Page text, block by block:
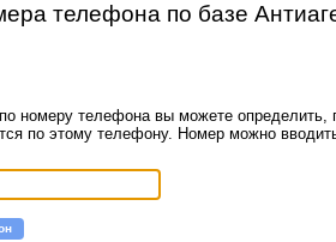
телефона по базе
номеру телефона вы можете определить,
по этому телефону. Номер можно